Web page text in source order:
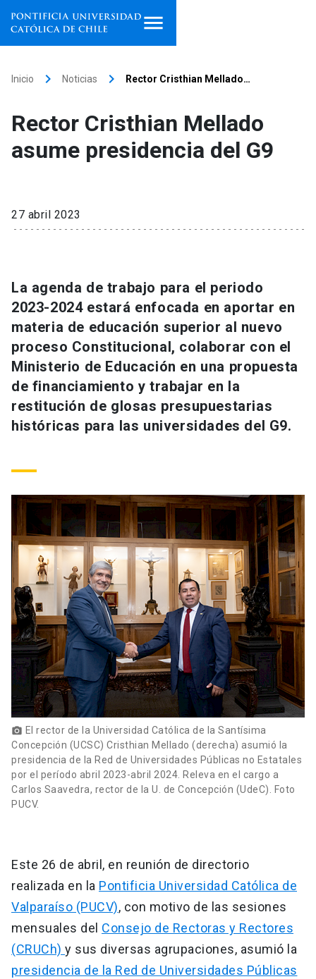
Facultades, escuelas e
institutos
Internacionalización
Vinculación
Universidad
Información para keyboard_arrow_down
Estudiantes
Personal
Alumni launch
Padres y familia
Vecinos launch
ACCESOS DIRECTOS
Correo UC
Mi Portal UC launch
Medios Biblioteca
Donaciones launch
Inicio keyboard_arrow_right Noticias keyboard_arrow_right Rector Cristhian Mellado…
Rector Cristhian Mellado
asume presidencia del G9
27 abril 2023
La agenda de trabajo para el periodo
2023-2024 estará enfocada en aportar en
materia de educación superior al nuevo
proceso Constitucional, colaborar con el
Ministerio de Educación en una propuesta
de financiamiento y trabajar en la
restitución de glosas presupuestarias
históricas para las universidades del G9.
photo_camera El rector de la Universidad Católica de la Santísima
Concepción (UCSC) Cristhian Mellado (derecha) asumió la
presidencia de la Red de Universidades Públicas no Estatales
por el período abril 2023-abril 2024. Releva en el cargo a
Carlos Saavedra, rector de la U. de Concepción (UdeC). Foto
PUCV.
Este 26 de abril, en reunión de directorio
realizada en la Pontificia Universidad Católica de
Valparaíso (PUCV), con motivo de las sesiones
mensuales del Consejo de Rectoras y Rectores
(CRUCh) y sus diversas agrupaciones, asumió la
presidencia de la Red de Universidades Públicas